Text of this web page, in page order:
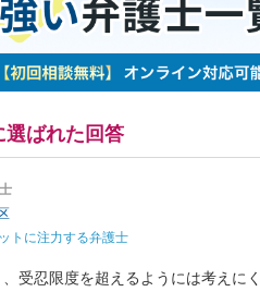
選ばれた回答
トに注力する弁護士
受忍限度を超えるようには考えに